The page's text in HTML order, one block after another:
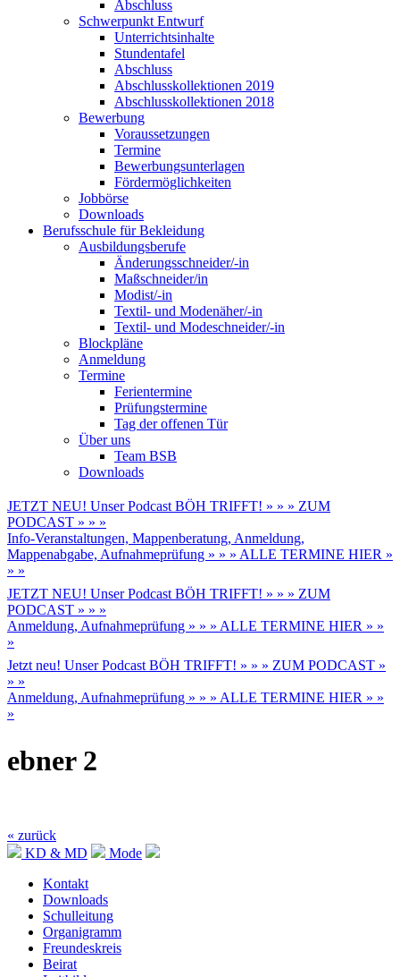
Abschluss
Schwerpunkt Entwurf
Unterrichtsinhalte
Stundentafel
Abschluss
Abschlusskollektionen 2019
Abschlusskollektionen 2018
Bewerbung
Voraussetzungen
Termine
Bewerbungsunterlagen
Fördermöglichkeiten
Jobbörse
Downloads
Berufsschule für Bekleidung
Ausbildungsberufe
Änderungsschneider/-in
Maßschneider/in
Modist/-in
Textil- und Modenäher/-in
Textil- und Modeschneider/-in
Blockpläne
Anmeldung
Termine
Ferientermine
Prüfungstermine
Tag der offenen Tür
Über uns
Team BSB
Downloads
JETZT NEU! Unser Podcast BÖH TRIFFT! » » » ZUM
PODCAST » » »
Info-Veranstaltungen, Mappenberatung, Anmeldung,
Mappenabgabe, Aufnahmeprüfung » » » ALLE TERMINE HIER »
» »
JETZT NEU! Unser Podcast BÖH TRIFFT! » » » ZUM
PODCAST » » »
Anmeldung, Aufnahmeprüfung » » » ALLE TERMINE HIER » »
»
Jetzt neu! Unser Podcast BÖH TRIFFT! » » » ZUM PODCAST »
» »
Anmeldung, Aufnahmeprüfung » » » ALLE TERMINE HIER » »
»
ebner 2
« zurück
KD & MD
Mode
Kontakt
Downloads
Schulleitung
Organigramm
Freundeskreis
Beirat